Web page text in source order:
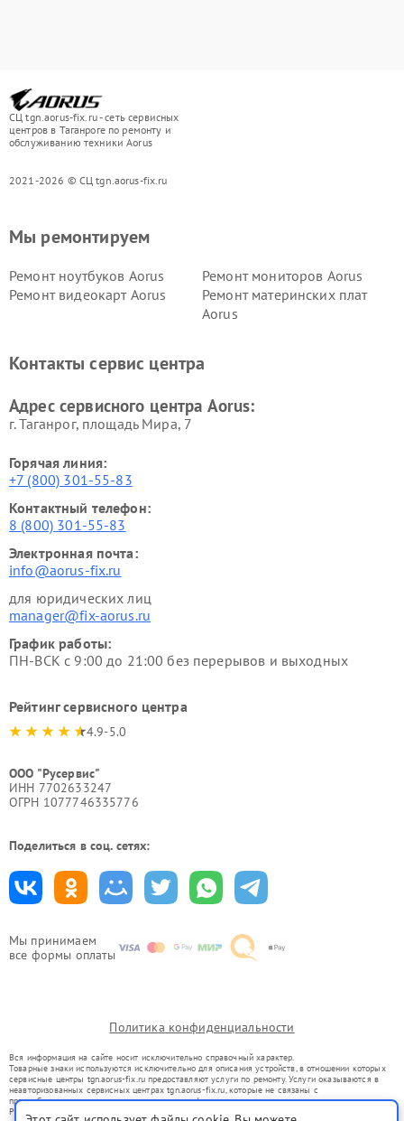
СЦ tgn.aorus-fix.ru - сеть сервисных
центров в Таганроге по ремонту и
обслуживанию техники Aorus
2021-2026 © СЦ tgn.aorus-fix.ru
Мы принимаем
все формы оплаты
Мы ремонтируем
Ремонт ноутбуков Aorus
Ремонт мониторов Aorus
Ремонт видеокарт Aorus
Ремонт материнских плат
Aorus
Контакты сервис центра
Адрес сервисного центра Aorus:
г. Таганрог, площадь Мира, 7
Горячая линия:
+7 (800) 301-55-83
Контактный телефон:
8 (800) 301-55-83
Электронная почта:
info@aorus-fix.ru
для юридических лиц
manager@fix-aorus.ru
График работы:
ПН-ВСК с 9:00 до 21:00 без перерывов и выходных
Рейтинг сервисного центра
4.9-5.0
ООО "Русервис"
ИНН 7702633247
ОГРН 1077746335776
Поделиться в соц. сетях:
Политика конфиденциальности
Вся информация на сайте носит исключительно справочный характер.
Товарные знаки используются исключительно для описания устройств, в отношении которых
сервисные центры tgn.aorus-fix.ru предоставляют услуги по ремонту. Услуги оказываются в
неавторизованных сервисных центрах tgn.aorus-fix.ru, которые не связаны с
правообладателями товарных знаков или их официальными представителями.
Ремонт осуществляется для устройств, уже введенных в гражданский оборот в соответствии